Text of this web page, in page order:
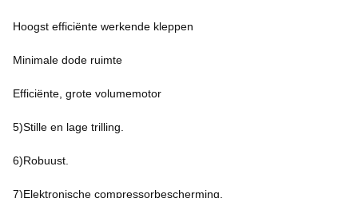
Hoogst efficiënte werkende kleppen
Minimale dode ruimte
Efficiënte, grote volumemotor
5)Stille en lage trilling.
6)Robuust.
7)Elektronische compressorbescherming.